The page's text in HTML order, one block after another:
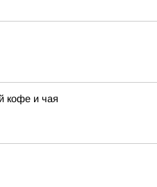
кофе и чая